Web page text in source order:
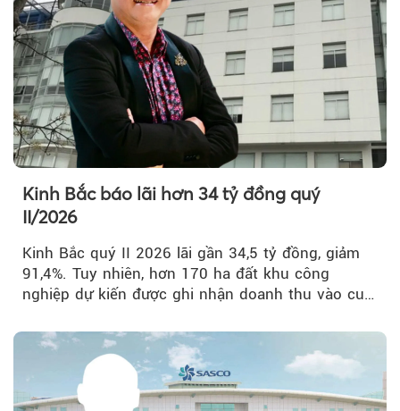
Kinh Bắc báo lãi hơn 34 tỷ đồng quý
II/2026
Kinh Bắc quý II 2026 lãi gần 34,5 tỷ đồng, giảm
91,4%. Tuy nhiên, hơn 170 ha đất khu công
nghiệp dự kiến được ghi nhận doanh thu vào cuối